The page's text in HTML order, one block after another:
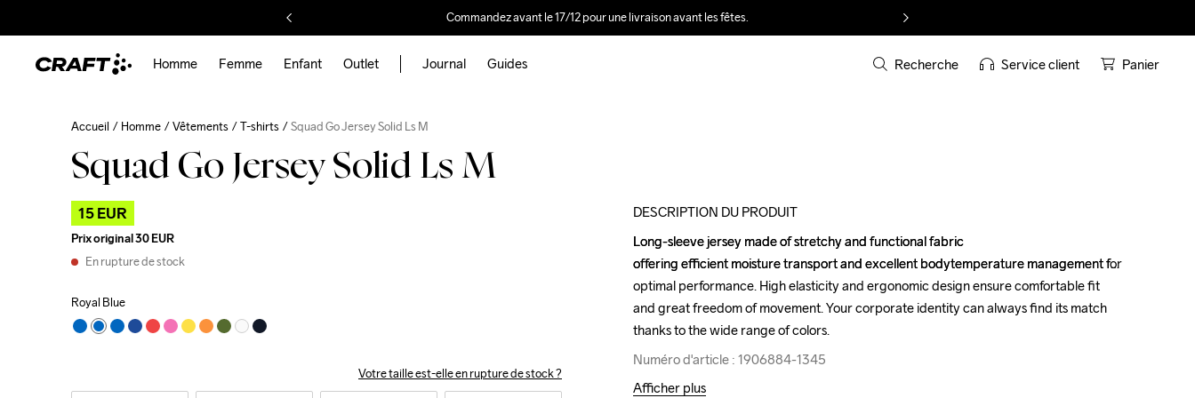
Commandez avant le 17/12 pour une livraison avant les fêtes.
Homme Femme Enfant Outlet Journal Guides Recherche Service client Panier
Accueil Homme Vêtements T-shirts Squad Go Jersey Solid Ls M
Squad Go Jersey Solid Ls M
15 EUR
Prix original30 EUR
En rupture de stock
Royal Blue
Votre taille est-elle en rupture de stock ?
DESCRIPTION DU PRODUIT
Long-sleeve jersey made of stretchy and functional fabric
offering efficient moisture transport and excellent bodytemperature management for
optimal performance. High elasticity and ergonomic design ensure comfortable fit
and great freedom of movement. Your corporate identity can always find its match
thanks to the wide range of colors.
Numéro d'article : 1906884-1345
Long-sleeve jersey made of stretchy and functional fabric
offering efficient moisture transport and excellent bodytemperature management for
optimal performance. High elasticity and ergonomic design ensure comfortable fit
and great freedom of movement. Your corporate identity can always find its match
thanks to the wide range of colors.
Numéro d'article : 1906884-1345
Afficher plus